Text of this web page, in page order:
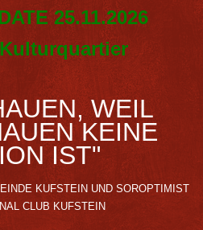
25.11.2026
WEIL
KEINE
IST"
KUFSTEIN UND SOROPTIMIST
CLUB KUFSTEIN